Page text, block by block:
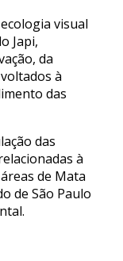
visual
Japi,
da
à
das
das
à
de Mata
de São Paulo